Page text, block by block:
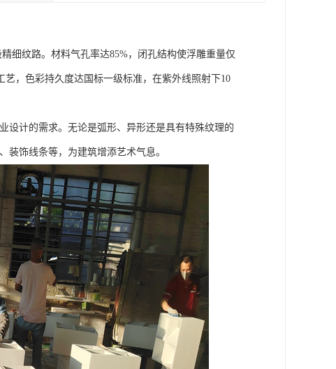
细纹路。材料气孔率达85%，闭孔结构使浮雕重量仅
，色彩持久度达国标一级标准，在紫外线照射下10
设计的需求。无论是弧形、异形还是具有特殊纹理的
装饰线条等，为建筑增添艺术气息。